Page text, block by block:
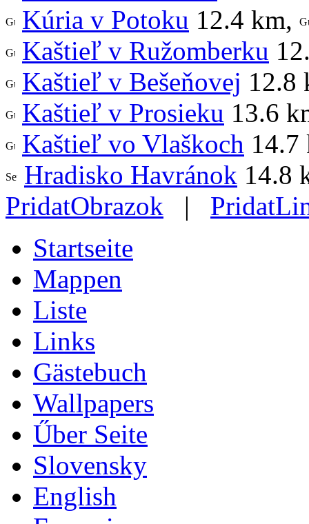
Kúria v Potoku 12.4 km,
Kaštieľ v Ružomberku
Kaštieľ v Bešeňovej 12.8
Kaštieľ v Prosieku 13.6
Kaštieľ vo Vlaškoch 14.7
Hradisko Havránok 14.8
PridatObrazok |
Startseite
Mappen
Liste
Links
Gästebuch
Wallpapers
Űber Seite
Slovensky
English